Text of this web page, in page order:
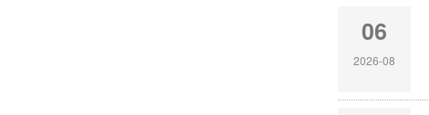
06
2026-08